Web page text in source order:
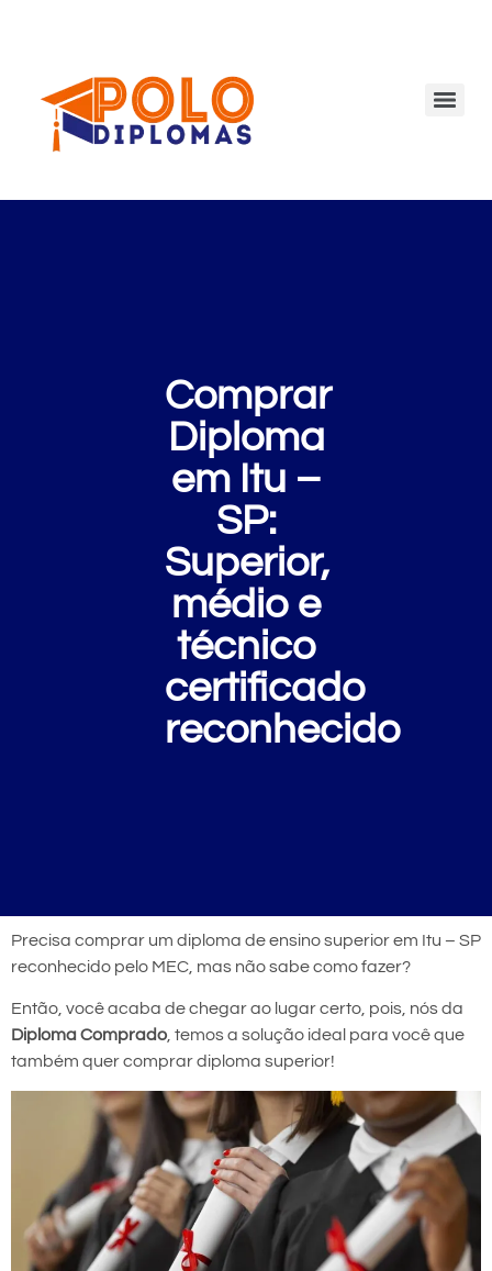
Comprar
Diploma
em Itu –
SP:
Superior,
médio e
técnico
certificado
reconhecido
Precisa comprar um diploma de ensino superior em Itu – SP
reconhecido pelo MEC, mas não sabe como fazer?
Então, você acaba de chegar ao lugar certo, pois, nós da
Diploma Comprado, temos a solução ideal para você que
também quer comprar diploma superior!